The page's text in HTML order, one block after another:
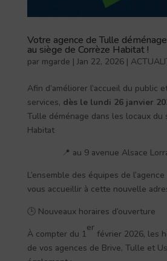
Votre agence de Tulle
au siège de Corrèze Habitat !
par mgarde | Jan 22, 2026|
Afin d’améliorer l’accueil du public
services, dès le lundi 26 janvier
Tulle déménage dans les locaux du
Habitat
📍 au 9 avenue Alsace
L’ensemble des équipes de
vous accueillir à cette nouvelle
🕒 Nouveaux horaires d’ouverture
À compter du 1
er
février 2026, les
de vos agences de Brive, Tulle et